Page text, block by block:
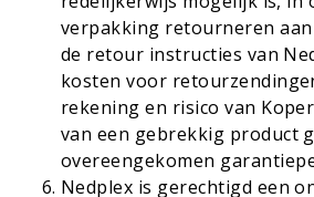
verpakking retourneren
de retour instructies van
kosten voor
rekening en risico van
van een gebrekkig product
overeengekomen
Nedplex is gerechtigd een